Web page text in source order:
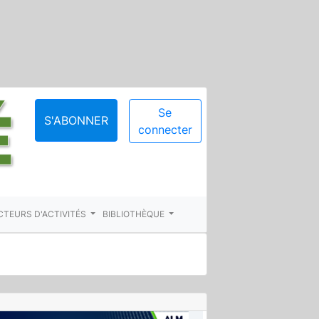
S'ABONNER
Se
connecter
D'ACTIVITÉS BIBLIOTHÈQUE